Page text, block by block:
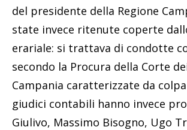
del presidente della Regione
state invece ritenute coperte
erariale: si trattava di condotte
secondo la Procura della Corte
Campania caratterizzate da
giudici contabili hanno invece
Giulivo, Massimo Bisogno, Ugo